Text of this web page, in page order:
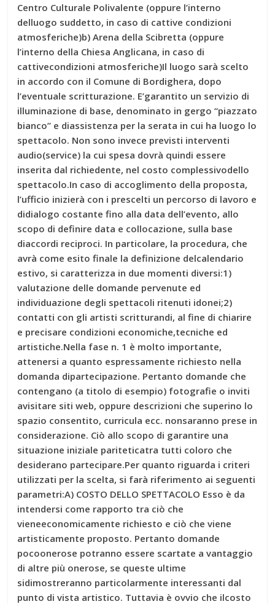
Centro Culturale Polivalente (oppure l’interno
delluogo suddetto, in caso di cattive condizioni
atmosferiche)b) Arena della Scibretta (oppure
l’interno della Chiesa Anglicana, in caso di
cattivecondizioni atmosferiche)Il luogo sarà scelto
in accordo con il Comune di Bordighera, dopo
l’eventuale scritturazione. E’garantito un servizio di
illuminazione di base, denominato in gergo “piazzato
bianco” e diassistenza per la serata in cui ha luogo lo
spettacolo. Non sono invece previsti interventi
audio(service) la cui spesa dovrà quindi essere
inserita dal richiedente, nel costo complessivodello
spettacolo.In caso di accoglimento della proposta,
l’ufficio inizierà con i prescelti un percorso di lavoro e
didialogo costante fino alla data dell’evento, allo
scopo di definire data e collocazione, sulla base
diaccordi reciproci. In particolare, la procedura, che
avrà come esito finale la definizione delcalendario
estivo, si caratterizza in due momenti diversi:1)
valutazione delle domande pervenute ed
individuazione degli spettacoli ritenuti idonei;2)
contatti con gli artisti scritturandi, al fine di chiarire
e precisare condizioni economiche,tecniche ed
artistiche.Nella fase n. 1 è molto importante,
attenersi a quanto espressamente richiesto nella
domanda dipartecipazione. Pertanto domande che
contengano (a titolo di esempio) fotografie o inviti
avisitare siti web, oppure descrizioni che superino lo
spazio consentito, curricula ecc. nonsaranno prese in
considerazione. Ciò allo scopo di garantire una
situazione iniziale pariteticatra tutti coloro che
desiderano partecipare.Per quanto riguarda i criteri
utilizzati per la scelta, si farà riferimento ai seguenti
parametri:A) COSTO DELLO SPETTACOLO Esso è da
intendersi come rapporto tra ciò che
vieneeconomicamente richiesto e ciò che viene
artisticamente proposto. Pertanto domande
pocoonerose potranno essere scartate a vantaggio
di altre più onerose, se queste ultime
sidimostreranno particolarmente interessanti dal
punto di vista artistico. Tuttavia è ovvio che ilcosto